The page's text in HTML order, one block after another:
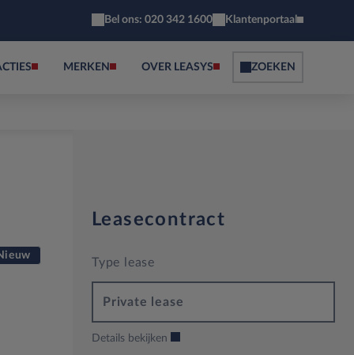
Bel ons: 020 342 1600 Klantenportaal
MERKEN OVER LEASYS ZOEKEN
Leasecontract
Type lease
Private lease
Details bekijken